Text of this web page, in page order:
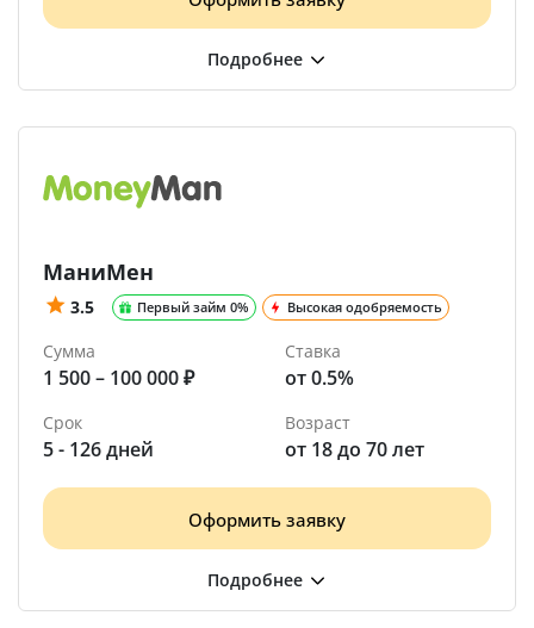
МаниМен
3.5 Первый займ 0% Высокая одобряемость
Сумма
1 500 – 100 000 ₽
Ставка
от 0.5%
Срок
5 - 126 дней
Возраст
от 18 до 70 лет
Оформить заявку